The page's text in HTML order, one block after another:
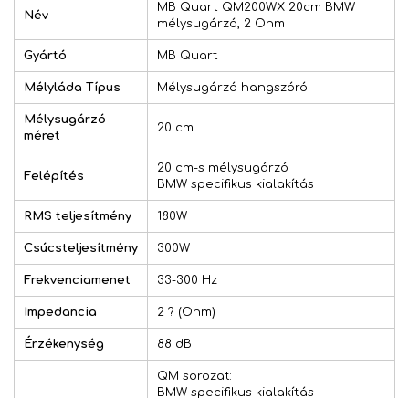
Név
MB Quart QM200WX 20cm BMW
mélysugárzó, 2 Ohm
Gyártó MB Quart
Mélyláda Típus Mélysugárzó hangszóró
Mélysugárzó
méret
20 cm
Felépítés
20 cm-s mélysugárzó
BMW specifikus kialakítás
RMS teljesítmény 180W
Csúcsteljesítmény 300W
Frekvenciamenet 33-300 Hz
Impedancia 2 ? (Ohm)
Érzékenység 88 dB
QM sorozat:
BMW specifikus kialakítás